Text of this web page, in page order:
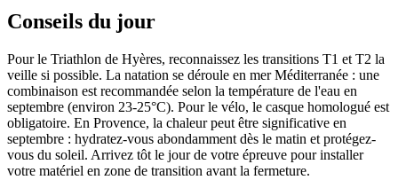
Conseils du jour
Pour le Triathlon de Hyères, reconnaissez les transitions T1 et T2 la
veille si possible. La natation se déroule en mer Méditerranée : une
combinaison est recommandée selon la température de l'eau en
septembre (environ 23-25°C). Pour le vélo, le casque homologué est
obligatoire. En Provence, la chaleur peut être significative en
septembre : hydratez-vous abondamment dès le matin et protégez-
vous du soleil. Arrivez tôt le jour de votre épreuve pour installer
votre matériel en zone de transition avant la fermeture.